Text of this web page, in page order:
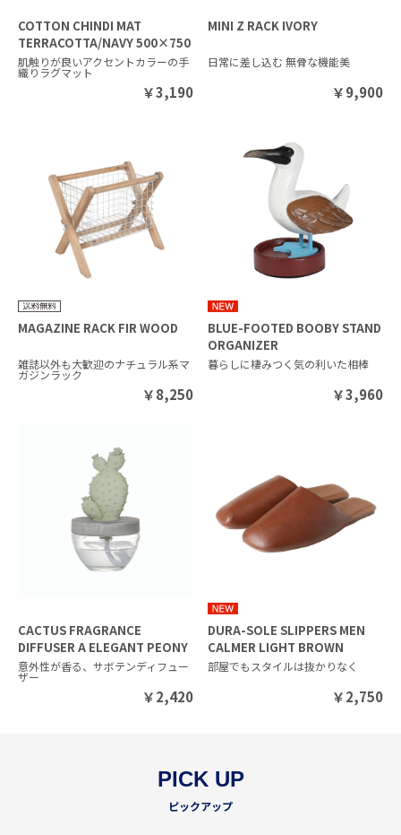
COTTON CHINDI MAT
TERRACOTTA/NAVY 500×750
肌触りが良いアクセントカラーの手
織りラグマット
￥3,190
MINI Z RACK IVORY
日常に差し込む 無骨な機能美
￥9,900
MAGAZINE RACK FIR WOOD
雑誌以外も大歓迎のナチュラル系マ
ガジンラック
￥8,250
BLUE-FOOTED BOOBY STAND
ORGANIZER
暮らしに棲みつく気の利いた相棒
￥3,960
CACTUS FRAGRANCE
DIFFUSER A ELEGANT PEONY
意外性が香る、サボテンディフュー
ザー
￥2,420
DURA-SOLE SLIPPERS MEN
CALMER LIGHT BROWN
部屋でもスタイルは抜かりなく
￥2,750
PICK UP
ピックアップ